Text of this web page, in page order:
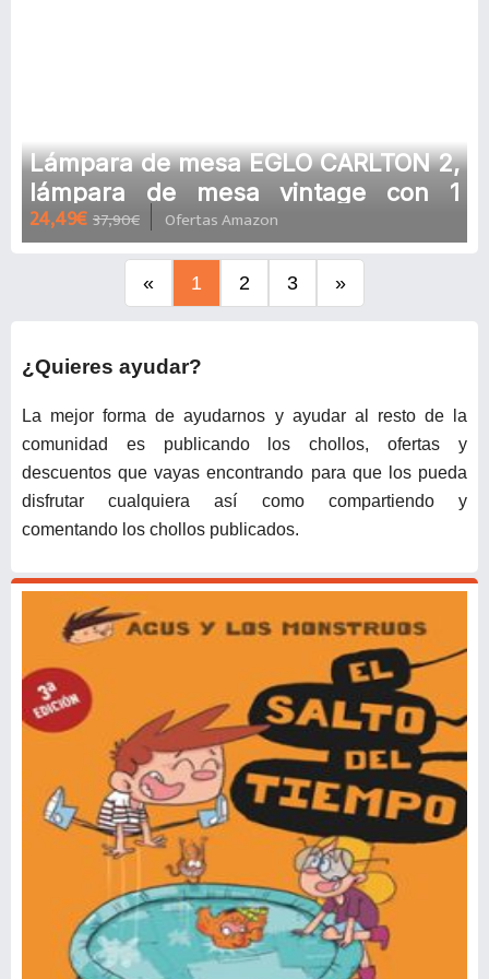
Lámpara de mesa EGLO CARLTON 2,
lámpara de mesa vintage con 1
bombilla, lámpara de mesita de
noche de acero y plástico, colores
dorado, negro, casquillo E14,
interruptor incluido
24,49€ 37,90€ Ofertas Amazon
« 1 2 3 »
¿Quieres ayudar?
La mejor forma de ayudarnos y ayudar al resto de la
comunidad es publicando los chollos, ofertas y
descuentos que vayas encontrando para que los pueda
disfrutar cualquiera así como compartiendo y
comentando los chollos publicados.